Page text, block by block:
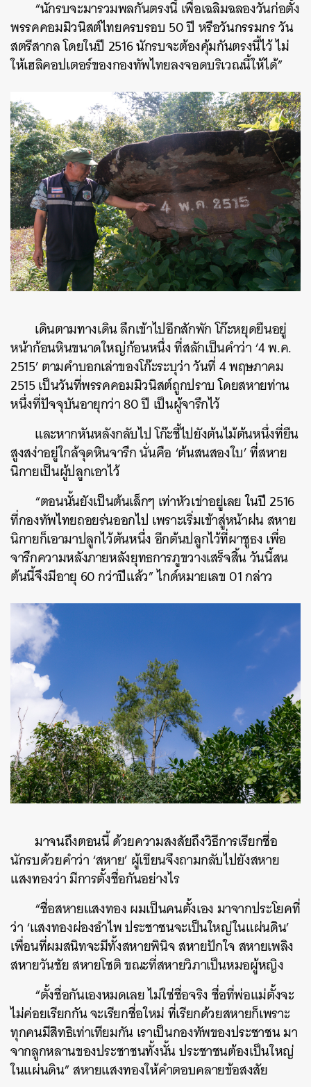
“นักรบจะมารวมพลกันตรงนี้ เพื่อเฉลิมฉลองวันก่อตั้ง
พรรคคอมมิวนิสต์ไทยครบรอบ 50 ปี หรือวันกรรมกร วัน
สตรีสากล โดยในปี 2516 นักรบจะต้องคุ้มกันตรงนี้ไว้ ไม่
ให้เฮลิคอปเตอร์ของกองทัพไทยลงจอดบริเวณนี้ให้ได้”
เดินตามทางเดิน ลึกเข้าไปอีกสักพัก โก๊ะหยุดยืนอยู่
หน้าก้อนหินขนาดใหญ่ก้อนหนึ่ง ที่สลักเป็นคำว่า ‘4 พ.ค.
2515’ ตามคำบอกเล่าของโก๊ะระบุว่า วันที่ 4 พฤษภาคม
2515 เป็นวันที่พรรคคอมมิวนิสต์ถูกปราบ โดยสหายท่าน
หนึ่งที่ปัจจุบันอายุกว่า 80 ปี เป็นผู้จารึกไว้
และหากหันหลังกลับไป โก๊ะชี้ไปยังต้นไม้ต้นหนึ่งที่ยืน
สูงสง่าอยู่ใกล้จุดหินจารึก นั่นคือ ‘ต้นสนสองใบ’ ที่สหาย
นิกายเป็นผู้ปลูกเอาไว้
“ตอนนั้นยังเป็นต้นเล็กๆ เท่าหัวเข่าอยู่เลย ในปี 2516
ที่กองทัพไทยถอยร่นออกไป เพราะเริ่มเข้าสู่หน้าฝน สหาย
นิกายก็เอามาปลูกไว้ต้นหนึ่ง อีกต้นปลูกไว้ที่ผาชูธง เพื่อ
จารึกความหลังภายหลังยุทธการภูขวางเสร็จสิ้น วันนี้สน
ต้นนี้จึงมีอายุ 60 กว่าปีแล้ว” ไกด์หมายเลข 01 กล่าว
มาจนถึงตอนนี้ ด้วยความสงสัยถึงวิธีการเรียกชื่อ
นักรบด้วยคำว่า ‘สหาย’ ผู้เขียนจึงถามกลับไปยังสหาย
แสงทองว่า มีการตั้งชื่อกันอย่างไร
“ชื่อสหายแสงทอง ผมเป็นคนตั้งเอง มาจากประโยคที่
ว่า ‘แสงทองผ่องอำไพ ประชาชนจะเป็นใหญ่ในแผ่นดิน’
เพื่อนที่ผมสนิทจะมีทั้งสหายพินิจ สหายปักใจ สหายเพลิง
สหายวันชัย สหายโชติ ขณะที่สหายวิภาเป็นหมอผู้หญิง
“ตั้งชื่อกันเองหมดเลย ไม่ใช่ชื่อจริง ชื่อที่พ่อแม่ตั้งจะ
ไม่ค่อยเรียกกัน จะเรียกชื่อใหม่ ที่เรียกด้วยสหายก็เพราะ
ทุกคนมีสิทธิเท่าเทียมกัน เราเป็นกองทัพของประชาชน มา
จากลูกหลานของประชาชนทั้งนั้น ประชาชนต้องเป็นใหญ่
ในแผ่นดิน” สหายแสงทองให้คำตอบคลายข้อสงสัย
SHARE TWEET LINE EMAIL